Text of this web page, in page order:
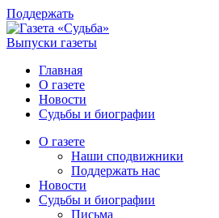
Поддержать
Выпуски газеты
Главная
О газете
Новости
Судьбы и биографии
О газете
Наши сподвижники
Поддержать нас
Новости
Судьбы и биографии
Письма